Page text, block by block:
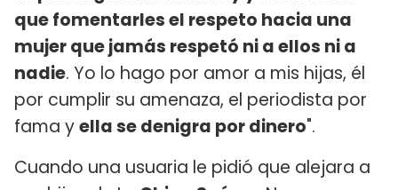
que fomentarles el respeto hacia una
mujer que jamás respetó ni a ellos ni a
nadie. Yo lo hago por amor a mis hijas, él
por cumplir su amenaza, el periodista por
fama yella se denigra por dinero".
Cuando una usuaria le pidió que alejara a